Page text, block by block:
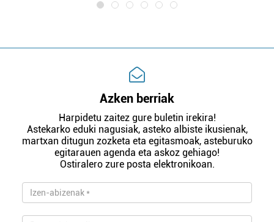
Azken berriak
Harpidetu zaitez gure buletin irekira!
Astekarko eduki nagusiak, asteko albiste ikusienak,
martxan ditugun zozketa eta egitasmoak, asteburuko
egitarauen agenda eta askoz gehiago!
Ostiralero zure posta elektronikoan.